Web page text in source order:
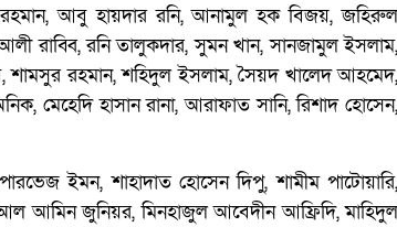
রহমান, আবু হায়দার রনি, আনামুল হক বিজয়, জহিরুল
রাব্বি, রনি তালুকদার, সুমন খান, সানজামুল ইসলাম,
শামসুর রহমান, শহিদুল ইসলাম, সৈয়দ খালেদ আহমেদ,
মেহেদি হাসান রানা, আরাফাত সানি, রিশাদ হোসেন,
ইমন, শাহাদাত হোসেন দিপু, শামীম পাটোয়ারি,
আমিন জুনিয়র, মিনহাজুল আবেদীন আফ্রিদি, মাহিদুল